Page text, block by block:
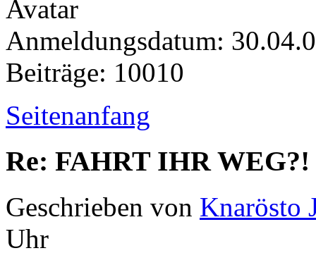
Anmeldungsdatum:
Beiträge: 10010
Seitenanfang
Re: FAHRT IHR WEG?!
Geschrieben von Knarösto
Uhr